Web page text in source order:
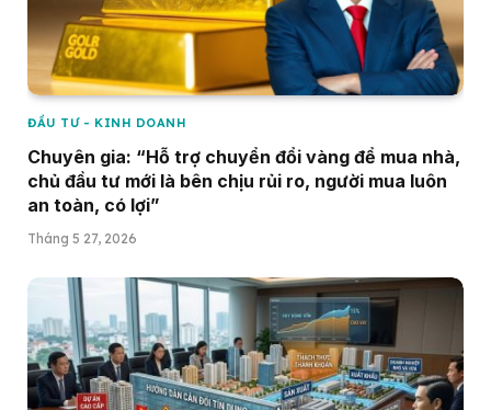
ĐẦU TƯ - KINH DOANH
Chuyên gia: “Hỗ trợ chuyển đổi vàng để mua nhà,
chủ đầu tư mới là bên chịu rủi ro, người mua luôn
an toàn, có lợi”
Tháng 5 27, 2026